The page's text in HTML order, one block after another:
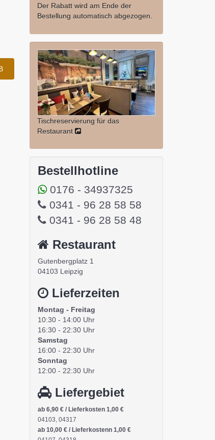
Der Rabatt wird am Ende der
Bestellung automatisch abgezogen.
Tischreservierung für das
Restaurant
Bestellhotline
0176 - 34937325
0341 - 96 28 58 58
0341 - 96 28 58 48
Restaurant
Gutenbergplatz 1
04103 Leipzig
Lieferzeiten
Montag - Freitag
10:30 - 14:00 Uhr
16:30 - 22:30 Uhr
Samstag
16:00 - 22:30 Uhr
Sonntag
12:00 - 22:30 Uhr
Liefergebiet
ab 6,90 € / Lieferkosten 1,00 €
04103, 04317
ab 10,00 € / Lieferkostenn 1,00 €